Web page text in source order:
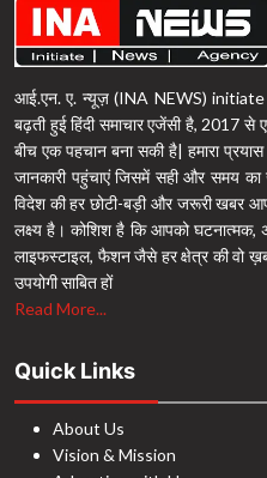
आई.एन. ए. न्यूज़ (INA NEWS)
बढ़ती हुई हिंदी समाचार एजेंसी है,
बीच एक पहचान बना सकी है| हमारा
जानकारी पहुंचाएं जिसमें सही और समय
विदेश की हर छोटी-बड़ी और जरूरी खबर
लक्ष्य है। कोशिश है कि आपको घटनात्मक,
लाइफस्टाइल, फैशन जैसे हर क्षेत्र की वो
उपयोगी साबित हों
Read More...
Quick Links
About Us
Vision & Mission